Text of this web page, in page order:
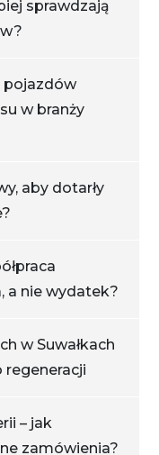
sprawdzają
pojazdów
w branży
aby dotarły
a nie wydatek?
w Suwałkach
regeneracji
– jak
zamówienia?